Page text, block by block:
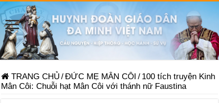
TRANG CHỦ /ĐỨC MẸ MÂN CÔI / 100 tích truyện Kinh
Mân Côi: Chuỗi hạt Mân Côi với thánh nữ Faustina